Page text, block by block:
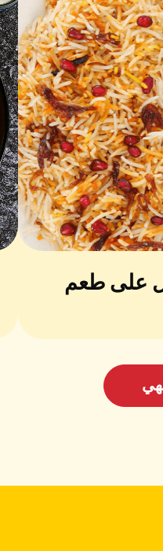
على طعم